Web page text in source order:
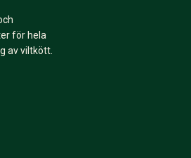
för hela
av viltkött.